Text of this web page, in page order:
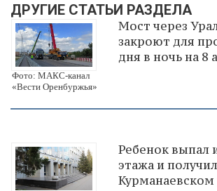
ДРУГИЕ СТАТЬИ РАЗДЕЛА
Фото: МАКС-канал
«Вести Оренбуржья»
Мост через
закроют для
дня в ночь на 8
Ребенок выпал
этажа и
Курманаевском